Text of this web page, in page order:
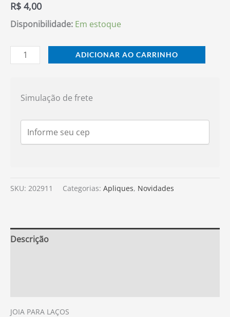
R$ 4,00
Disponibilidade: Em estoque
ADICIONAR AO CARRINHO
Simulação de frete
SKU: 202911 Categorias: Apliques, Novidades
Descrição
JOIA PARA LAÇOS